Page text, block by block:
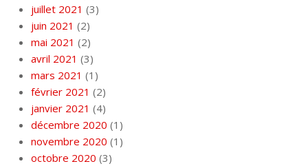
juillet 2021 (3)
juin 2021 (2)
mai 2021 (2)
avril 2021 (3)
mars 2021 (1)
février 2021 (2)
janvier 2021 (4)
décembre 2020 (1)
novembre 2020 (1)
octobre 2020 (3)